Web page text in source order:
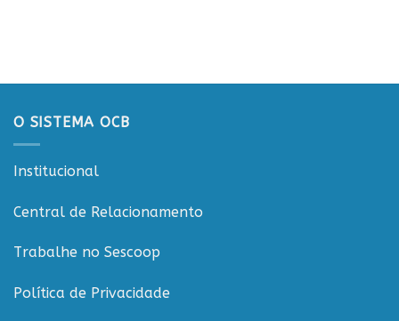
Conecta
sustentabilidade
O SISTEMA OCB
Institucional
Central de Relacionamento
Trabalhe no Sescoop
Política de Privacidade